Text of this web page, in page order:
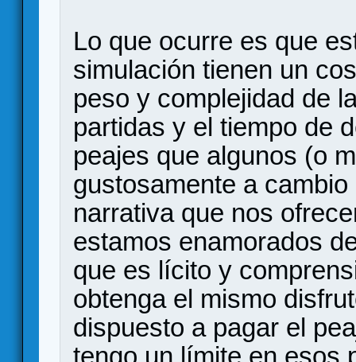
Lo que ocurre es que
simulación tienen un
peso y complejidad de
partidas y el tiempo de
peajes que algunos (o
gustosamente a
narrativa que nos
estamos enamorados
que es lícito y
obtenga el mismo
dispuesto a pagar el